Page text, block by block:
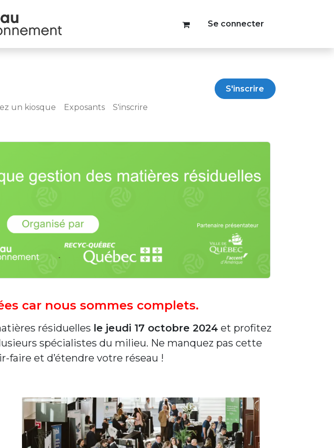
Se connecter
S'inscrire
un kiosque Exposants S'inscrire
car nous sommes complets.
résiduelles le jeudi 17 octobre 2024 et profitez
spécialistes du milieu. Ne manquez pas cette
faire et d’étendre votre réseau !